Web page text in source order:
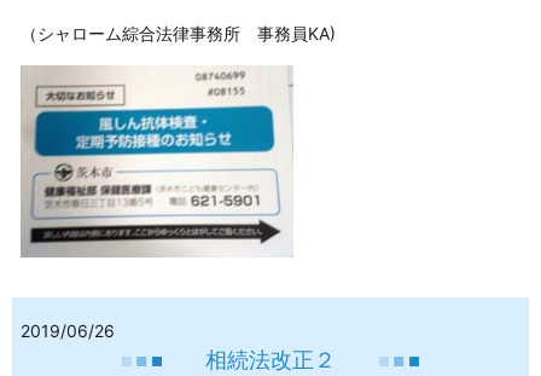
（シャローム綜合法律事務所 事務員KA)
2019/06/26
相続法改正２